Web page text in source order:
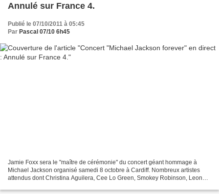
Annulé sur France 4.
Publié le 07/10/2011 à 05:45
Par Pascal 07/10 6h45
Jamie Foxx sera le "maître de cérémonie" du concert géant hommage à
Michael Jackson organisé samedi 8 octobre à Cardiff. Nombreux artistes
attendus dont Christina Aguilera, Cee Lo Green, Smokey Robinson, Leona